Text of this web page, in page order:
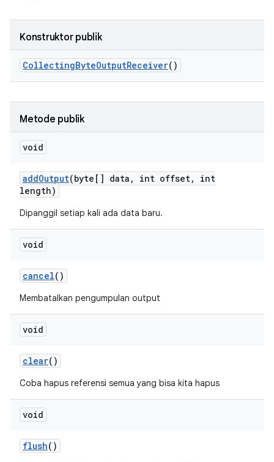
Konstruktor publik
CollectingByteOutputReceiver()
Metode publik
void
addOutput(byte[] data , int offset,
int
length)
Dipanggil setiap kali ada data baru.
void
cancel()
Membatalkan pengumpulan output
void
clear()
Coba hapus referensi semua yang bisa kita hapus
void
flush()